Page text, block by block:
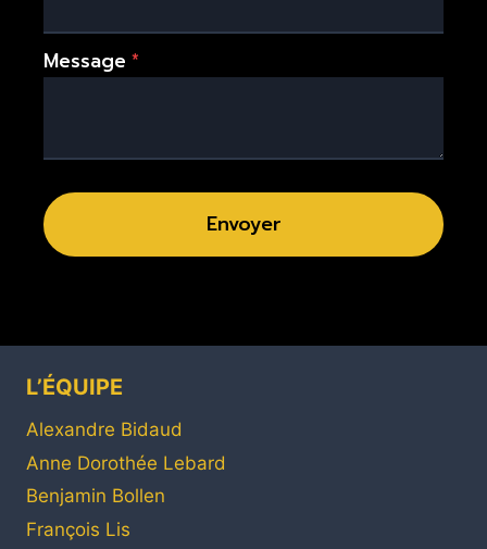
Message *
Envoyer
L’ÉQUIPE
Alexandre Bidaud
Anne Dorothée Lebard
Benjamin Bollen
François Lis